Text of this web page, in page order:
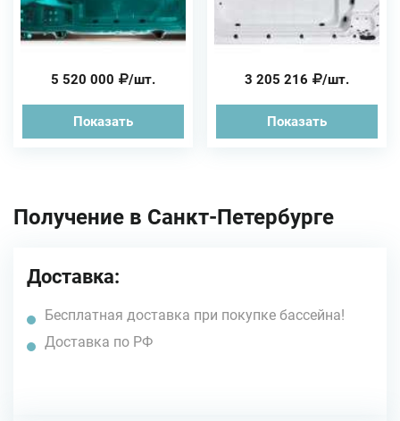
5 520 000 /шт.
Показать
3 205 216 /шт.
Показать
Получение в Санкт-Петербурге
Доставка:
Бесплатная доставка при покупке бассейна!
Доставка по РФ